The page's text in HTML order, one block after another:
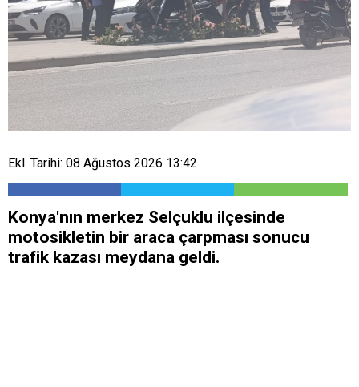
Ekl. Tarihi: 08 Ağustos 2026 13:42
Konya'nın merkez Selçuklu ilçesinde
motosikletin bir araca çarpması sonucu
trafik kazası meydana geldi.